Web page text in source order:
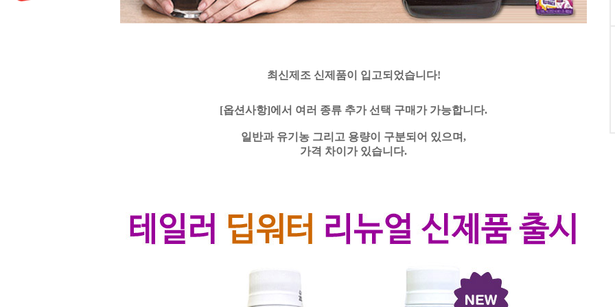
최신제조 신제품이 입고되었습니다!
[옵션사항]에서 여러 종류 추가 선택 구매가 가능합니다.
일반과 유기농 그리고 용량이 구분되어 있으며,
가격 차이가 있습니다.